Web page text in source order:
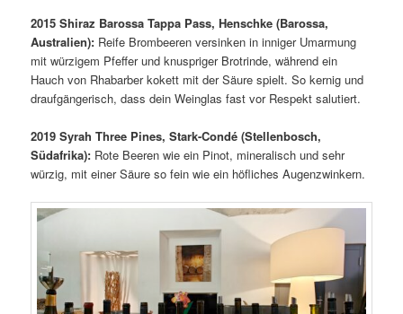
2015 Shiraz Barossa Tappa Pass, Henschke (Barossa,
Australien): Reife Brombeeren versinken in inniger Umarmung
mit würzigem Pfeffer und knuspriger Brotrinde, während ein
Hauch von Rhabarber kokett mit der Säure spielt. So kernig und
draufgängerisch, dass dein Weinglas fast vor Respekt salutiert.
2019 Syrah Three Pines, Stark-Condé (Stellenbosch,
Südafrika): Rote Beeren wie ein Pinot, mineralisch und sehr
würzig, mit einer Säure so fein wie ein höfliches Augenzwinkern.